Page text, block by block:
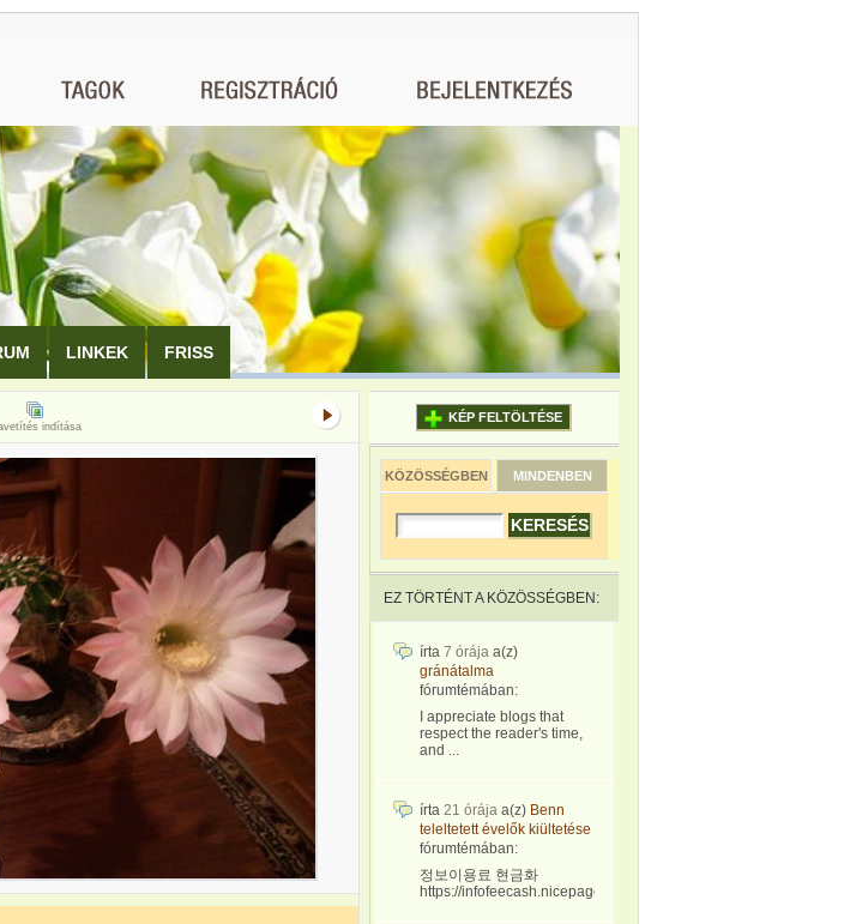
LINKEK FRISS
indítása
KÉP FELTÖLTÉSE
KÖZÖSSÉGBEN MINDENBEN
EZ TÖRTÉNT A KÖZÖSSÉGBEN:
írta 7 órája a(z)
gránátalma
fórumtémában:
I appreciate blogs that
respect the reader's time,
and ...
írta 21 órája a(z) Benn
teleltetett évelők kiültetése
fórumtémában:
정보이용료 현금화
https://infofeecash.nicepage...